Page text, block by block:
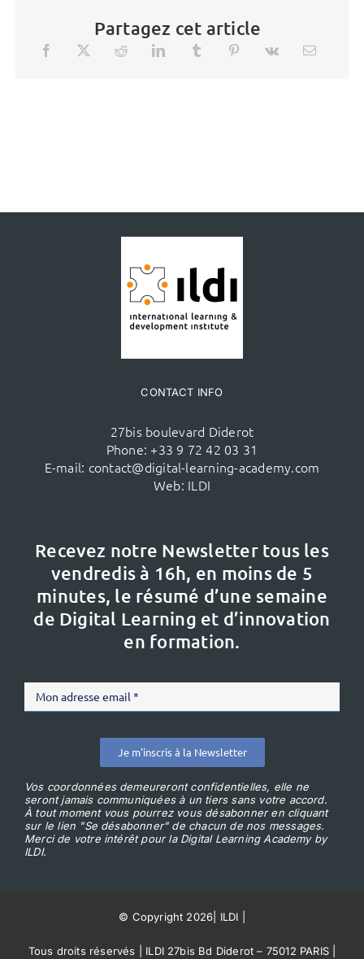
Partagez cet article
CONTACT INFO
27bis boulevard Diderot
Phone: +33 9 72 42 03 31
E-mail: contact@digital-learning-academy.com
Web: ILDI
Recevez notre Newsletter tous les
vendredis à 16h, en moins de 5
minutes, le résumé d’une semaine
de Digital Learning et d’innovation
en formation.
Je m'inscris à la Newsletter
Vos coordonnées demeureront confidentielles, elle ne
seront jamais communiquées à un tiers sans votre accord.
À tout moment vous pourrez vous désabonner en cliquant
sur le lien "Se désabonner" de chacun de nos messages.
Merci de votre intérêt pour la Digital Learning Academy by
ILDI.
© Copyright 2026 ILDI
Tous droits réservés | ILDI 27bis Bd Diderot – 75012 PARIS |